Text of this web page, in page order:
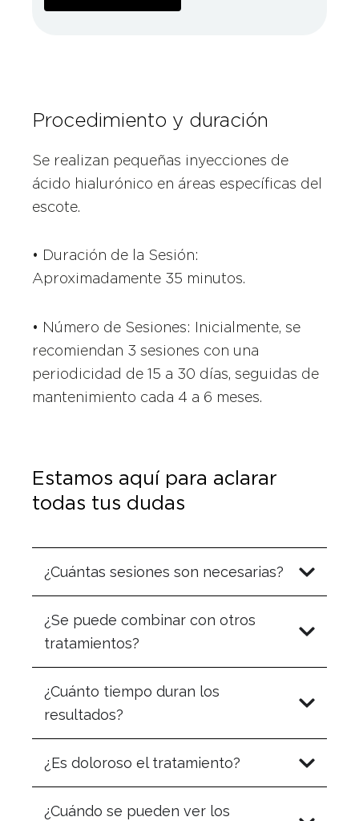
Procedimiento y duración
Se realizan pequeñas inyecciones de
ácido hialurónico en áreas específicas del
escote.
• Duración de la Sesión:
Aproximadamente 35 minutos.
• Número de Sesiones: Inicialmente, se
recomiendan 3 sesiones con una
periodicidad de 15 a 30 días, seguidas de
mantenimiento cada 4 a 6 meses.
Estamos aquí para aclarar
todas tus dudas
¿Cuántas sesiones son necesarias?
¿Se puede combinar con otros
tratamientos?
¿Cuánto tiempo duran los
resultados?
¿Es doloroso el tratamiento?
¿Cuándo se pueden ver los